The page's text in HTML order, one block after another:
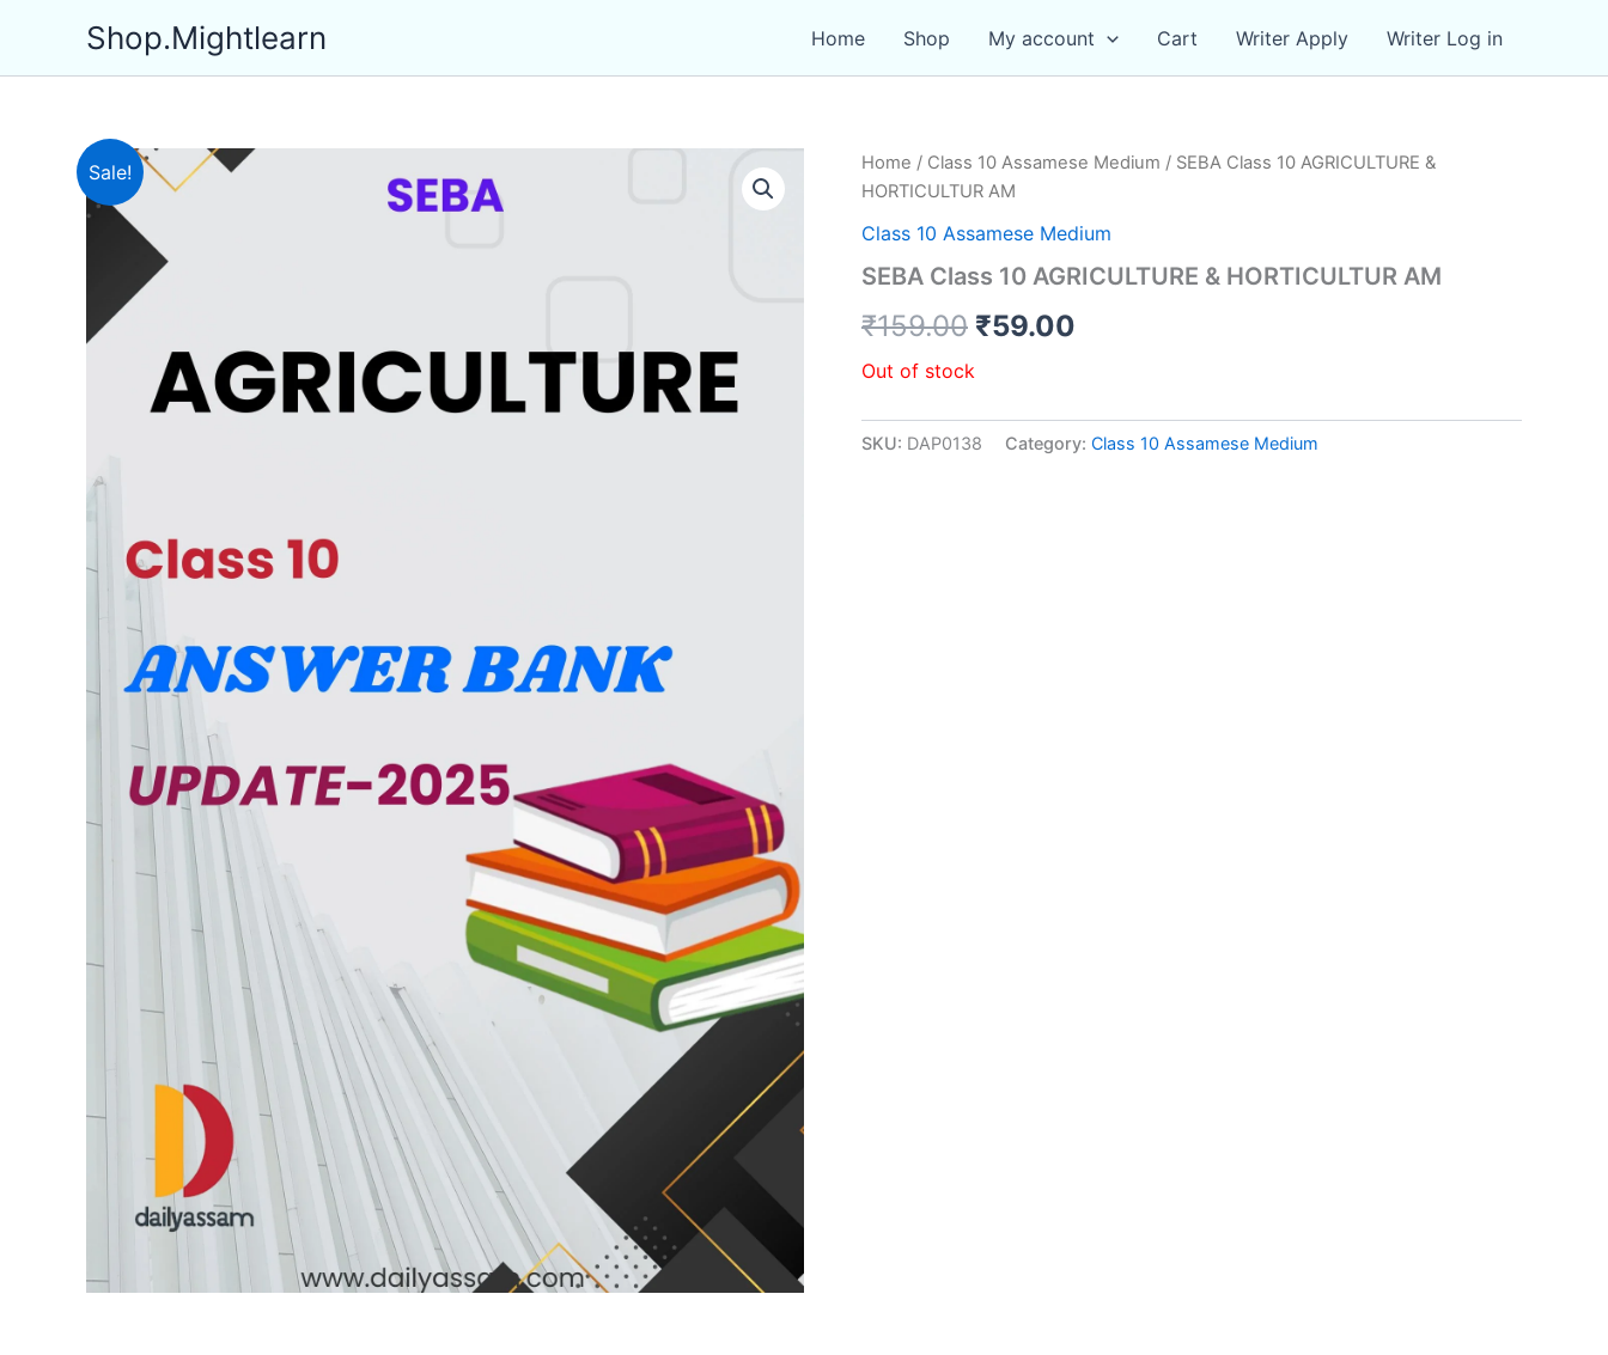
content
Shop.Mightlearn Home Shop My account Cart Writer Apply Writer Log in
Sale! Home / Class 10 Assamese Medium / SEBA Class 10 AGRICULTURE &
HORTICULTUR AM
Class 10 Assamese Medium
SEBA Class 10 AGRICULTURE & HORTICULTUR AM
₹159.00 Original
price
was:
₹159.00.
₹59.00
is:
₹59.00.
Out of stock
SKU: DAP0138 Category: Class 10 Assamese Medium